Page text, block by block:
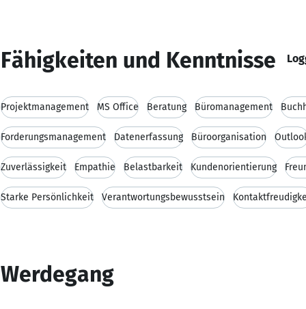
Fähigkeiten und Kenntnisse
Projektmanagement MS Office Beratung Büromanagement
Forderungsmanagement Datenerfassung Büroorganisation
Zuverlässigkeit Empathie Belastbarkeit Kundenorientierung
Starke Persönlichkeit Verantwortungsbewusstsein
Werdegang